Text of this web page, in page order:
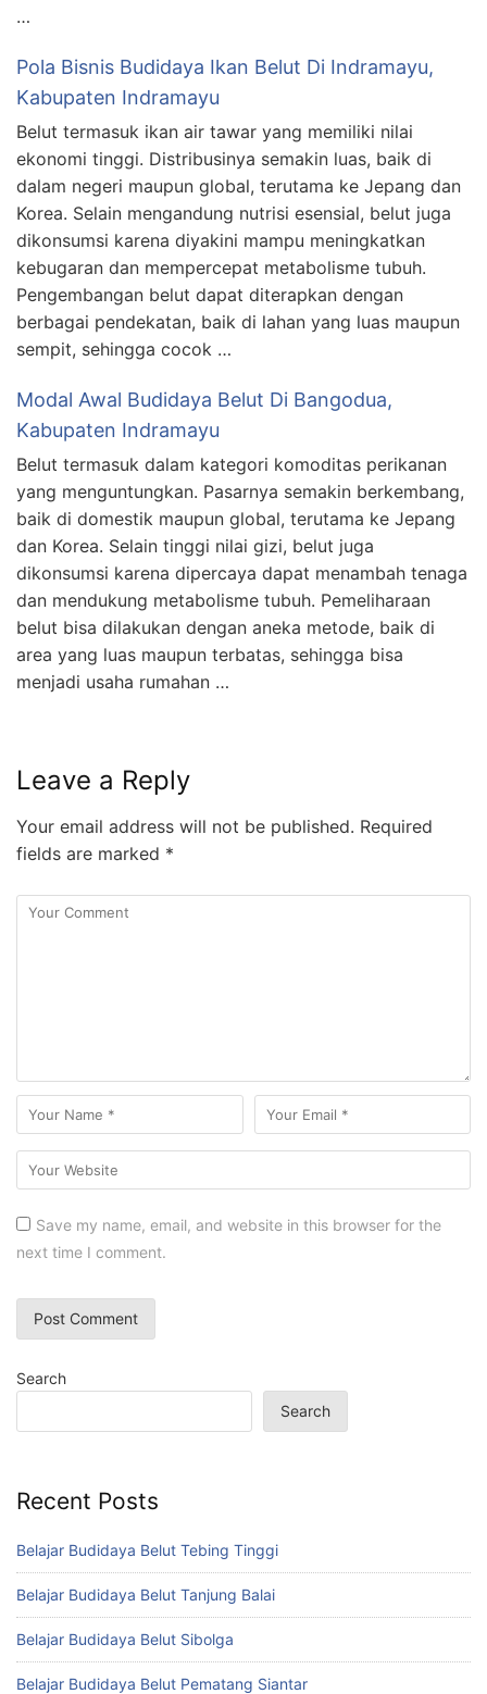
…
Pola Bisnis Budidaya Ikan Belut Di Indramayu,
Kabupaten Indramayu
Belut termasuk ikan air tawar yang memiliki nilai
ekonomi tinggi. Distribusinya semakin luas, baik di
dalam negeri maupun global, terutama ke Jepang dan
Korea. Selain mengandung nutrisi esensial, belut juga
dikonsumsi karena diyakini mampu meningkatkan
kebugaran dan mempercepat metabolisme tubuh.
Pengembangan belut dapat diterapkan dengan
berbagai pendekatan, baik di lahan yang luas maupun
sempit, sehingga cocok …
Modal Awal Budidaya Belut Di Bangodua,
Kabupaten Indramayu
Belut termasuk dalam kategori komoditas perikanan
yang menguntungkan. Pasarnya semakin berkembang,
baik di domestik maupun global, terutama ke Jepang
dan Korea. Selain tinggi nilai gizi, belut juga
dikonsumsi karena dipercaya dapat menambah tenaga
dan mendukung metabolisme tubuh. Pemeliharaan
belut bisa dilakukan dengan aneka metode, baik di
area yang luas maupun terbatas, sehingga bisa
menjadi usaha rumahan …
Leave a Reply
Your email address will not be published. Required
fields are marked *
Save my name, email, and website in this browser for the
next time I comment.
Search
Search
Recent Posts
Belajar Budidaya Belut Tebing Tinggi
Belajar Budidaya Belut Tanjung Balai
Belajar Budidaya Belut Sibolga
Belajar Budidaya Belut Pematang Siantar